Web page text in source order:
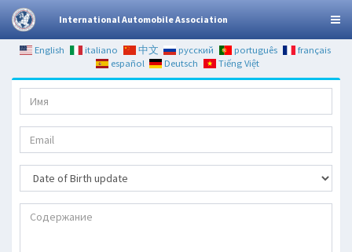
International Automobile Association
English italiano 中文 русский português
français
español
Deutsch Tiếng Việt